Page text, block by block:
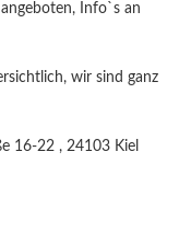
Info`s an
wir sind ganz
16-22 , 24103 Kiel